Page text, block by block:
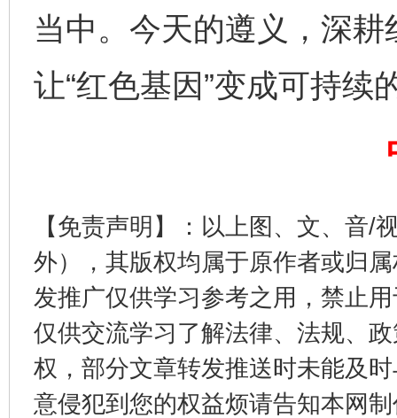
当中。今天的遵义，深
让“红色基因”变成可持续
【免责声明】：以上图、文、音/
外），其版权均属于原作者或归
发推广仅供学习参考之用，禁止
仅供交流学习了解法律、法规、
权，部分文章转发推送时未能及
意侵犯到您的权益烦请告知本网
完善运行机制助力责任有效落实 一纸欠
东山县通报“牛蛙产品抗生素超标问题” 法